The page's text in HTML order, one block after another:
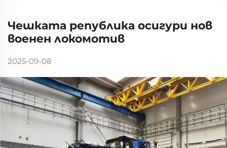
Чешката република осигури нов
военен локомотив
2025-09-08